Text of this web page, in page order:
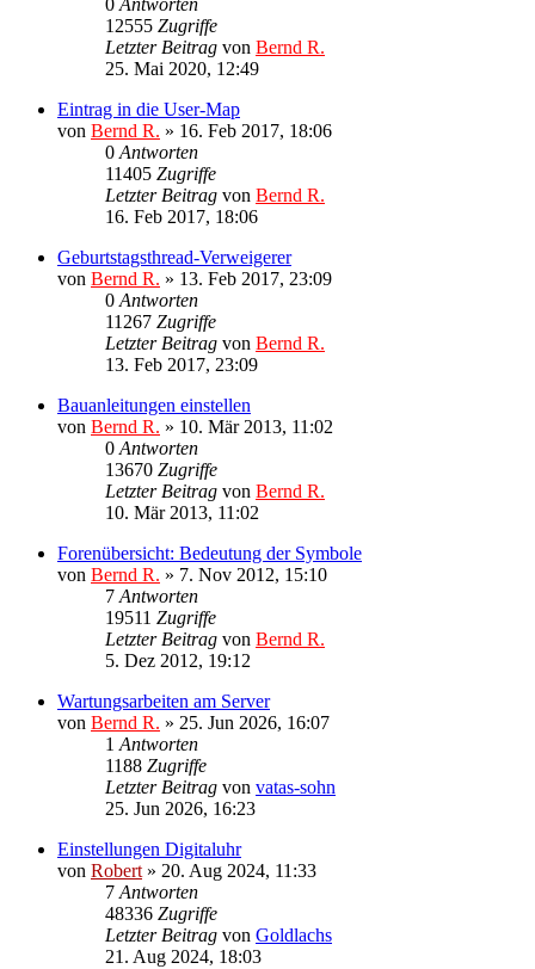
0 Antworten
12555 Zugriffe
Letzter Beitrag von Bernd R.
25. Mai 2020, 12:49
Eintrag in die User-Map
von Bernd R. » 16. Feb 2017, 18:06
0 Antworten
11405 Zugriffe
Letzter Beitrag von Bernd R.
16. Feb 2017, 18:06
Geburtstagsthread-Verweigerer
von Bernd R. » 13. Feb 2017, 23:09
0 Antworten
11267 Zugriffe
Letzter Beitrag von Bernd R.
13. Feb 2017, 23:09
Bauanleitungen einstellen
von Bernd R. » 10. Mär 2013, 11:02
0 Antworten
13670 Zugriffe
Letzter Beitrag von Bernd R.
10. Mär 2013, 11:02
Forenübersicht: Bedeutung der Symbole
von Bernd R. » 7. Nov 2012, 15:10
7 Antworten
19511 Zugriffe
Letzter Beitrag von Bernd R.
5. Dez 2012, 19:12
Wartungsarbeiten am Server
von Bernd R. » 25. Jun 2026, 16:07
1 Antworten
1188 Zugriffe
Letzter Beitrag von vatas-sohn
25. Jun 2026, 16:23
Einstellungen Digitaluhr
von Robert » 20. Aug 2024, 11:33
7 Antworten
48336 Zugriffe
Letzter Beitrag von Goldlachs
21. Aug 2024, 18:03